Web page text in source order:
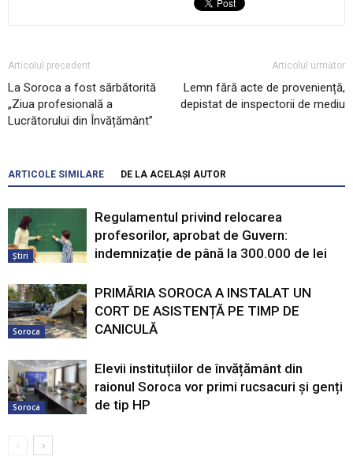
Articolul precedent
La Soroca a fost sărbătorită
„Ziua profesională a
Lucrătorului din Învățământ”
Articolul următor
Lemn fără acte de proveniență,
depistat de inspectorii de mediu
ARTICOLE SIMILARE DE LA ACELAȘI AUTOR
Știri
Regulamentul privind relocarea
profesorilor, aprobat de Guvern:
indemnizație de până la 300.000 de lei
Soroca
PRIMĂRIA SOROCA A INSTALAT UN
CORT DE ASISTENȚĂ PE TIMP DE
CANICULĂ
Soroca
Elevii instituțiilor de învățământ din
raionul Soroca vor primi rucsacuri și genți
de tip HP